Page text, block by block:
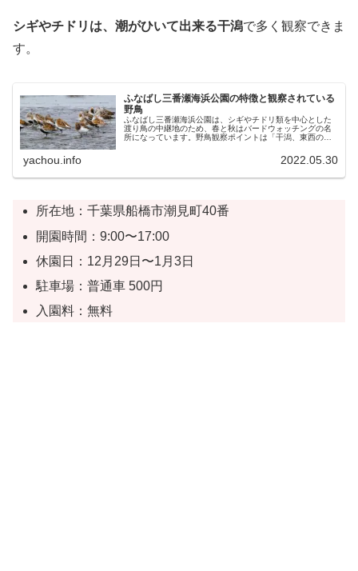
シギやチドリは、潮がひいて出来る干潟で多く観察できま
す。
ふなばし三番瀬海浜公園の特徴と観察されている
野鳥
ふなばし三番瀬海浜公園は、シギやチドリ類を中心とした
渡り鳥の中継地のため、春と秋はバードウォッチングの名
所になっています。野鳥観察ポイントは「干潟、東西の堤
yachou.info 2022.05.30
所在地：千葉県船橋市潮見町40番
開園時間：9:00〜17:00
休園日：12月29日〜1月3日
駐車場：普通車 500円
入園料：無料